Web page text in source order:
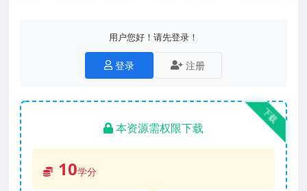
用户您好！请先登录！
登录 注册
下载
本资源需权限下载
10学分